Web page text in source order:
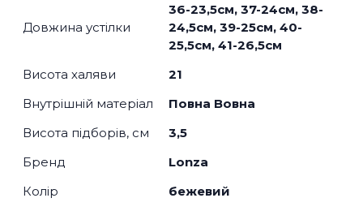
Довжина устілки
36-23,5см, 37-24см, 38-
24,5см, 39-25см, 40-
25,5см, 41-26,5см
Висота халяви
21
Внутрішній матеріал
Повна Вовна
Висота підборів, см
3,5
Бренд
Lonza
Колір
бежевий